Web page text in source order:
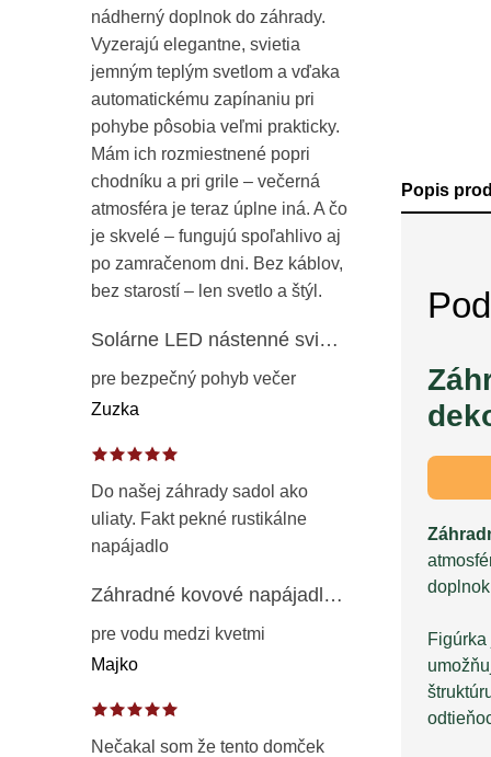
nádherný doplnok do záhrady.
Vyzerajú elegantne, svietia
jemným teplým svetlom a vďaka
automatickému zapínaniu pri
pohybe pôsobia veľmi prakticky.
Mám ich rozmiestnené popri
chodníku a pri grile – večerná
atmosféra je teraz úplne iná. A čo
je skvelé – fungujú spoľahlivo aj
po zamračenom dni. Bez káblov,
bez starostí – len svetlo a štýl.
Solárne LED nástenné svietidlo s pohybovým a súmrakovým senzorom – vonkajšie fasádne osvetlenie IP65
pre bezpečný pohyb večer
Zuzka
Do našej záhrady sadol ako
uliaty. Fakt pekné rustikálne
napájadlo
Záhradné kovové napájadlo pre vtáky 8 cm / 104 cm – dekorácia z patinovanej ocele v prírodnej hrdzi
pre vodu medzi kvetmi
Majko
Nečakal som že tento domček
Popis